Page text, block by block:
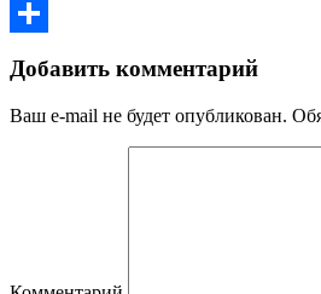
Copy
Добавить комментарий
Ваш e-mail не будет опубликован.